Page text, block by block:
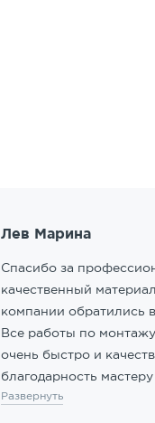
Лев Марина
Спасибо за
качественный
компании обратились
Все работы по
очень быстро и
благодарность
иметь дело с
Развернуть